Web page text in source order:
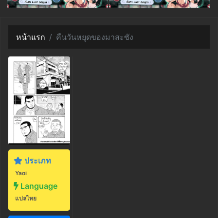
หน้าแรก คืนวันหยุดของมาสะซัง
ประเภท
Yaoi
Language
แปลไทย